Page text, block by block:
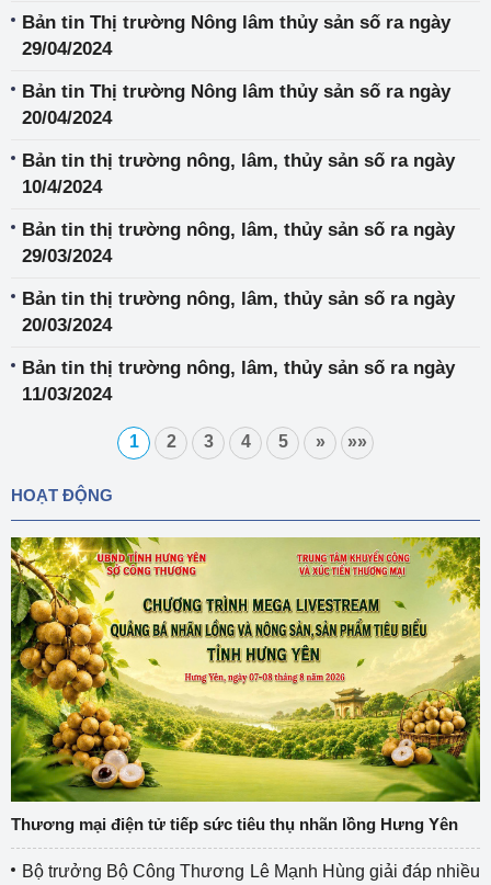
Bản tin Thị trường Nông lâm thủy sản số ra ngày
29/04/2024
Bản tin Thị trường Nông lâm thủy sản số ra ngày
20/04/2024
Bản tin thị trường nông, lâm, thủy sản số ra ngày
10/4/2024
Bản tin thị trường nông, lâm, thủy sản số ra ngày
29/03/2024
Bản tin thị trường nông, lâm, thủy sản số ra ngày
20/03/2024
Bản tin thị trường nông, lâm, thủy sản số ra ngày
11/03/2024
1 2 3 4 5 » »»
HOẠT ĐỘNG
Thương mại điện tử tiếp sức tiêu thụ nhãn lồng Hưng Yên
Bộ trưởng Bộ Công Thương Lê Mạnh Hùng giải đáp nhiều